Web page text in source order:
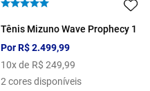
Tênis Mizuno Wave Prophecy 1
PorR$ 2.499,99
10x de R$ 249,99
2 cores disponíveis